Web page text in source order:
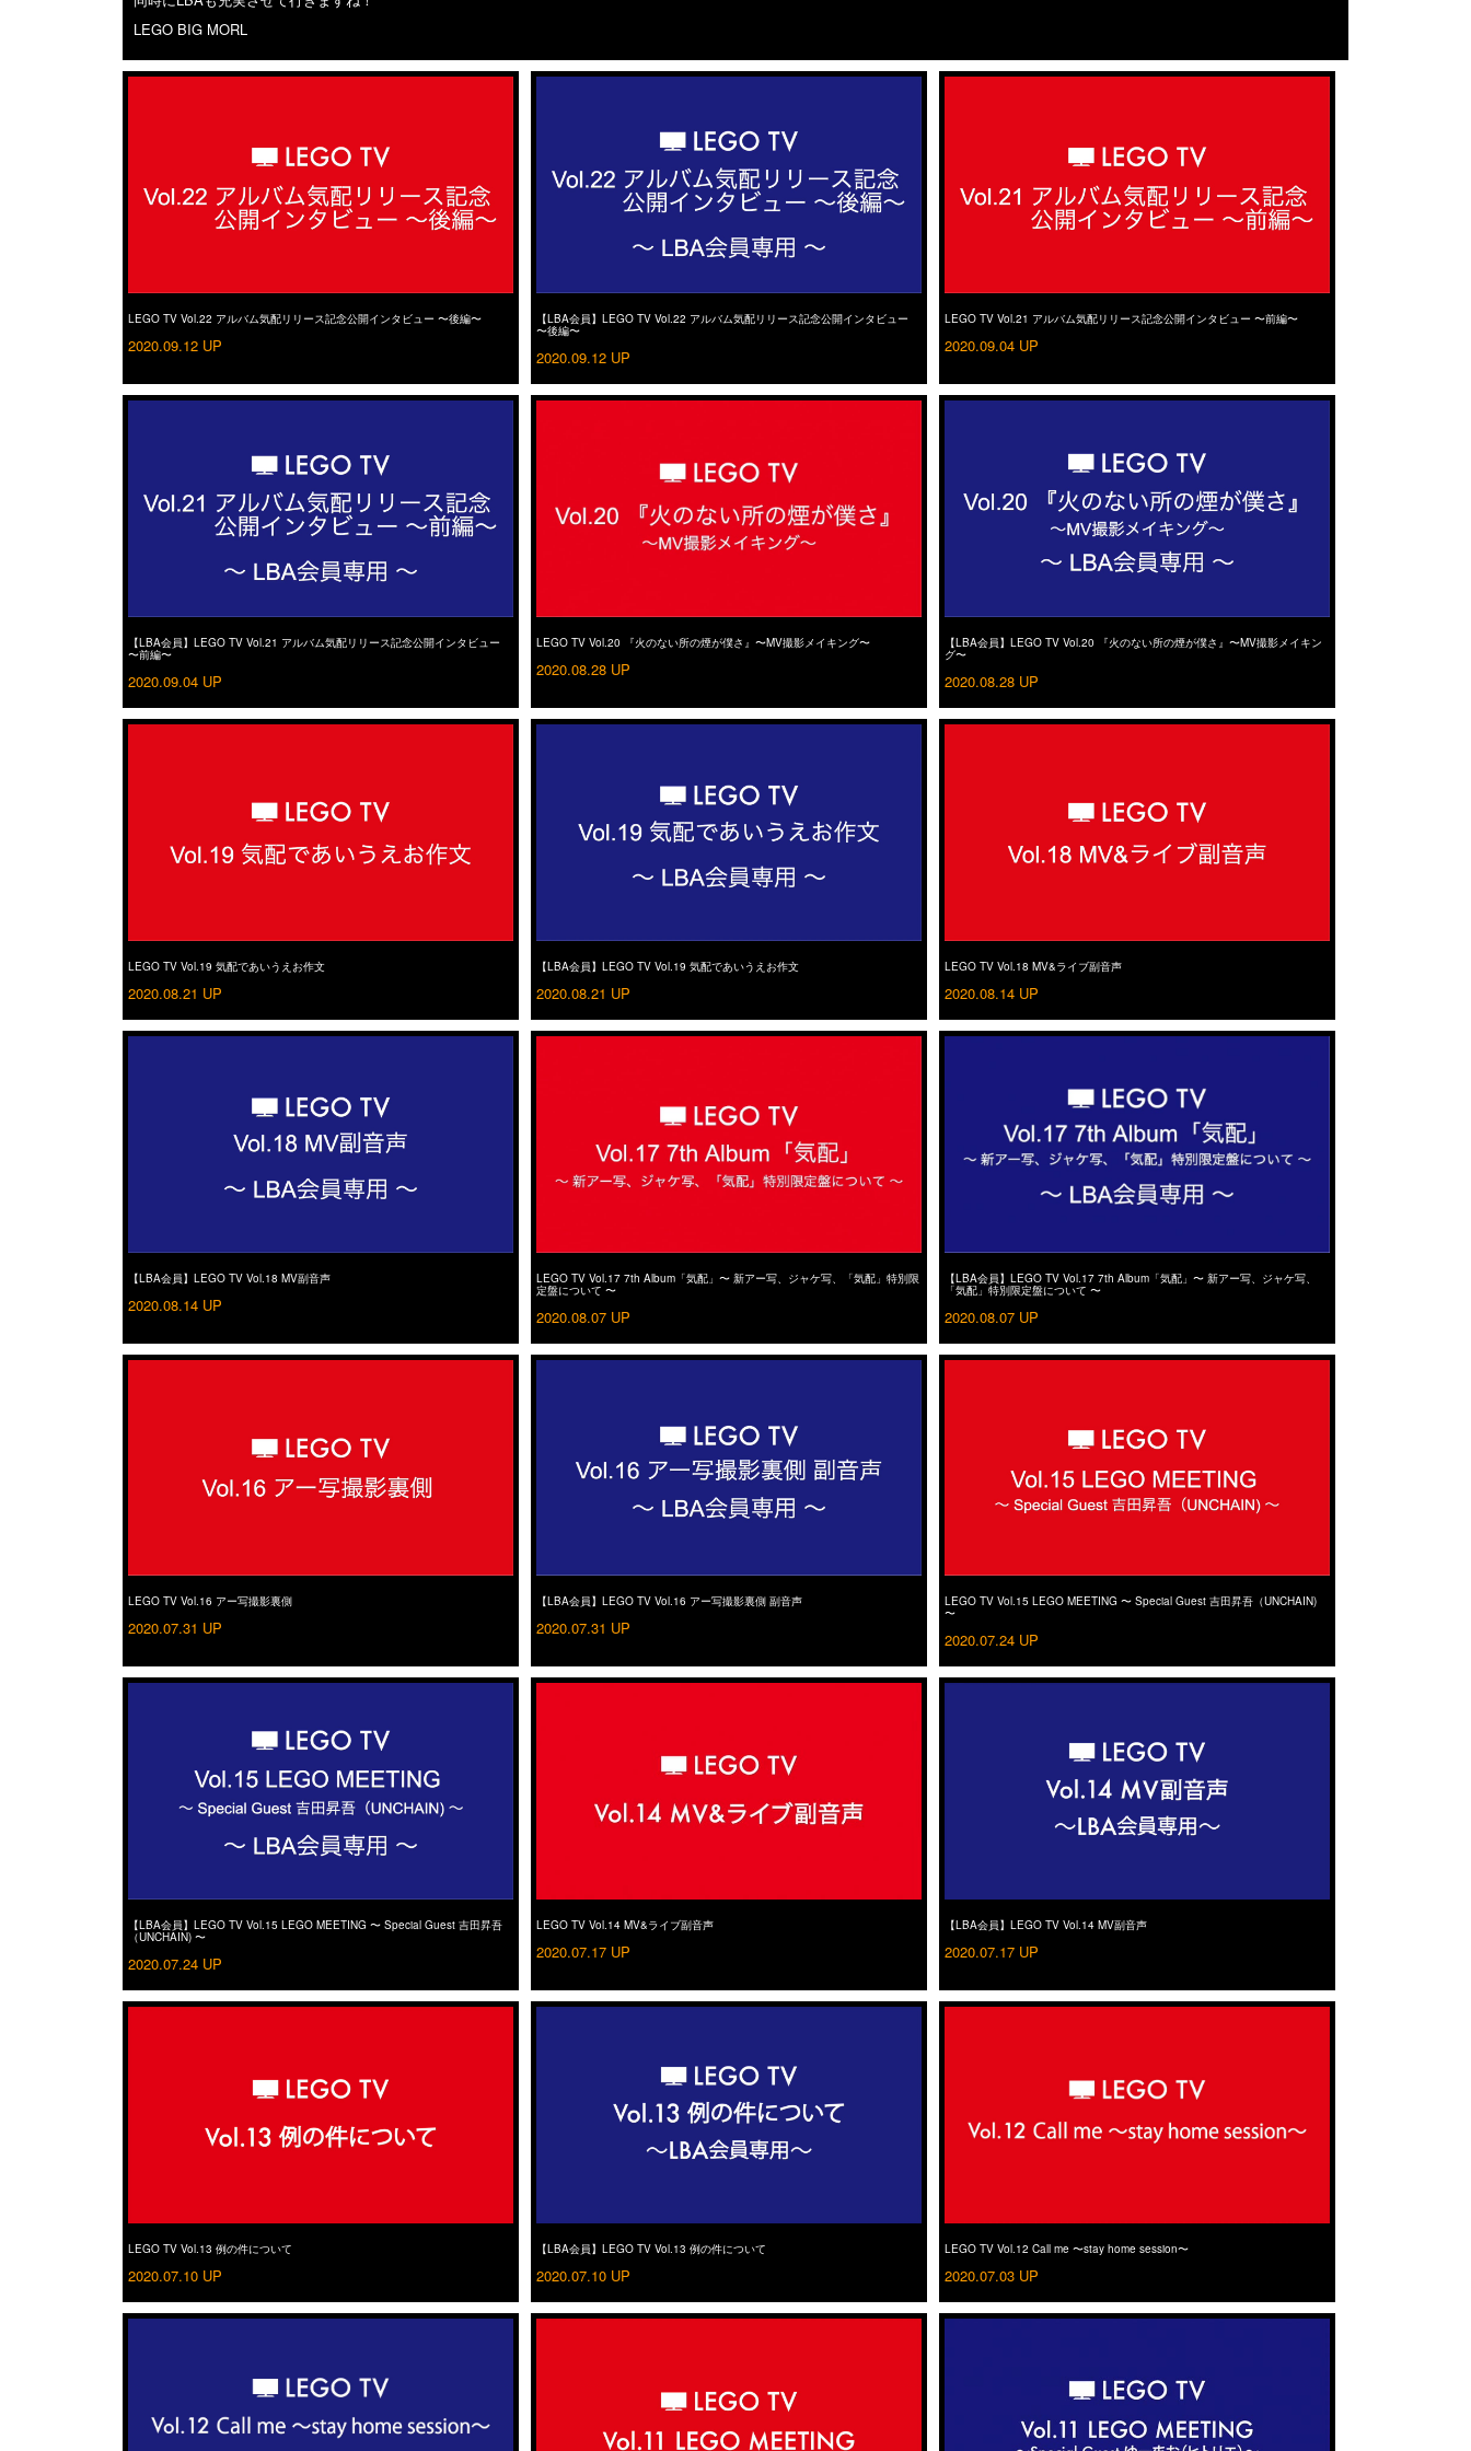
LEGO BIG MORL
LEGO TV Vol.22 アルバム気配リリース記念公開インタビュー 〜後編〜
2020.09.12 UP
【LBA会員】LEGO TV Vol.22 アルバム気配リリース記念公開インタビュー
〜後編〜
2020.09.12 UP
LEGO TV Vol.21 アルバム気配リリース記念公開インタビュー 〜前編〜
2020.09.04 UP
【LBA会員】LEGO TV Vol.21 アルバム気配リリース記念公開インタビュー
〜前編〜
2020.09.04 UP
LEGO TV Vol.20 『火のない所の煙が僕さ』〜MV撮影メイキング〜
2020.08.28 UP
【LBA会員】LEGO TV Vol.20 『火のない所の煙が僕さ』〜MV撮影メイキン
グ〜
2020.08.28 UP
LEGO TV Vol.19 気配であいうえお作文
2020.08.21 UP
【LBA会員】LEGO TV Vol.19 気配であいうえお作文
2020.08.21 UP
LEGO TV Vol.18 MV&ライブ副音声
2020.08.14 UP
【LBA会員】LEGO TV Vol.18 MV副音声
2020.08.14 UP
LEGO TV Vol.17 7th Album「気配」〜 新アー写、ジャケ写、「気配」特別限
定盤について 〜
2020.08.07 UP
【LBA会員】LEGO TV Vol.17 7th Album「気配」〜 新アー写、ジャケ写、
「気配」特別限定盤について 〜
2020.08.07 UP
LEGO TV Vol.16 アー写撮影裏側
2020.07.31 UP
【LBA会員】LEGO TV Vol.16 アー写撮影裏側 副音声
2020.07.31 UP
LEGO TV Vol.15 LEGO MEETING 〜 Special Guest 吉田昇吾（UNCHAIN)
〜
2020.07.24 UP
【LBA会員】LEGO TV Vol.15 LEGO MEETING 〜 Special Guest 吉田昇吾
（UNCHAIN) 〜
2020.07.24 UP
LEGO TV Vol.14 MV&ライブ副音声
2020.07.17 UP
【LBA会員】LEGO TV Vol.14 MV副音声
2020.07.17 UP
LEGO TV Vol.13 例の件について
2020.07.10 UP
【LBA会員】LEGO TV Vol.13 例の件について
2020.07.10 UP
LEGO TV Vol.12 Call me 〜stay home session〜
2020.07.03 UP